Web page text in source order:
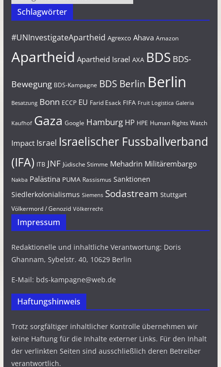
Schlagwörter
#UNInvestigateApartheid Agrexco Ahava Amazon
Apartheid Apartheid Israel AXA BDS BDS-
Bewegung BDS-Kampagne BDS Berlin Berlin
Besatzung Bonn ECCP EU Farid Esack FIFA Fruit Logistica Galeria
Kaufhof Gaza Google Hamburg HP HPE Human Rights Watch
Impact Israel Israelischer Fussballverband
(IFA) ITB JNF Jüdische Stimme Mehadrin Militärembargo
Nakba Palästina PUMA Rassismus Sanktionen
Siedlerkolonialismus Siemens Sodastream Stuttgart
Völkermord / Genozid Völkerrecht
Impressum
Redaktionelle und inhaltliche Verantwortung: Doris
Ghannam, Sybelstr. 40, 10629 Berlin
E-Mail: bds-kampagne@web.de
Haftungshinweis
Trotz sorgfältiger inhaltlicher Kontrolle übernehmen wir
keine Haftung für die Inhalte externer Links. Für den Inhalt
der verlinkten Seiten sind ausschließlich deren Betreiber
verantwortlich.